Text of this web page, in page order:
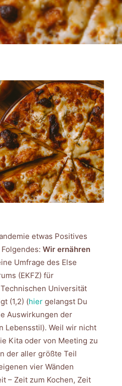
etwas Positives
Wir ernähren
Umfrage des Else
(EKFZ) für
Universität
(1,2) (hier gelangst Du
Auswirkungen der
Lebensstil). Weil wir nicht
Kita oder von Meeting zu
der aller größte Teil
vier Wänden
– Zeit zum Kochen, Zeit